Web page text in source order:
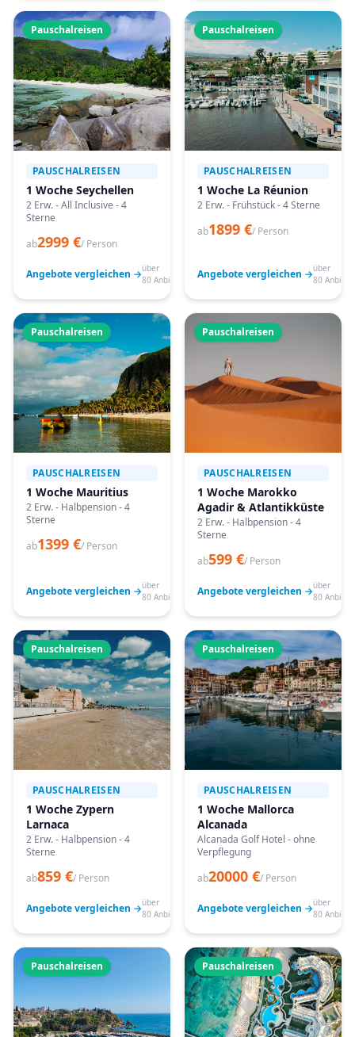
Pauschalreisen
PAUSCHALREISEN
1 Woche Seychellen
2 Erw. - All Inclusive - 4
Sterne
ab2999 €/ Person
Angebote vergleichen →über
80 Anbieter
Pauschalreisen
PAUSCHALREISEN
1 Woche La Réunion
2 Erw. - Frühstück - 4 Sterne
ab1899 €/ Person
Angebote vergleichen →über
80
Pauschalreisen
PAUSCHALREISEN
1 Woche Mauritius
2 Erw. - Halbpension - 4
Sterne
ab1399 €/ Person
Angebote vergleichen →über
80 Anbieter
Pauschalreisen
PAUSCHALREISEN
1 Woche Marokko
Agadir & Atlantikküste
2 Erw. - Halbpension - 4
Sterne
ab599 €/ Person
Angebote vergleichen →über
80
Pauschalreisen
PAUSCHALREISEN
1 Woche Zypern
Larnaca
2 Erw. - Halbpension - 4
Sterne
ab859 €/ Person
Angebote vergleichen →über
80 Anbieter
Pauschalreisen
PAUSCHALREISEN
1 Woche Mallorca
Alcanada
Alcanada Golf Hotel - ohne
Verpflegung
ab20000 €/ Person
Angebote vergleichen →über
80
Pauschalreisen Pauschalreisen